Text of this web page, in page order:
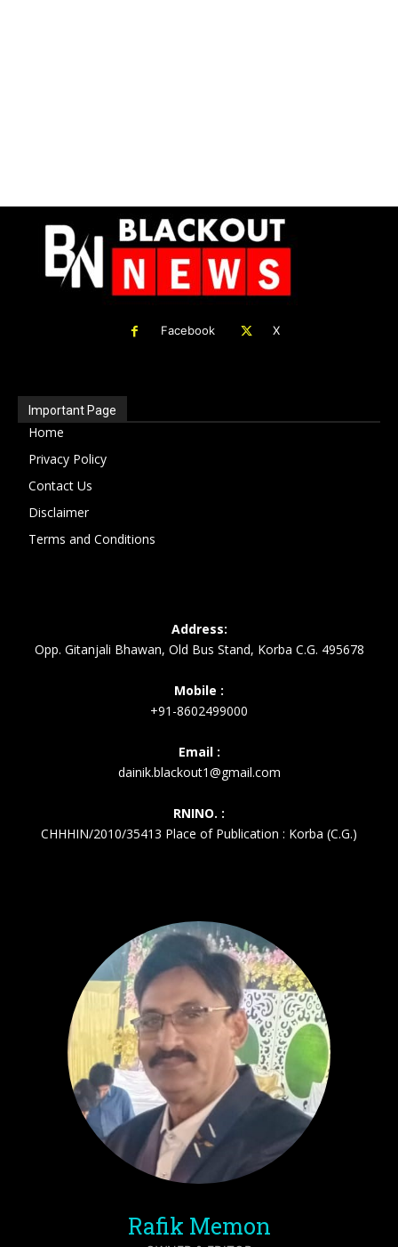
Facebook X
Important Page
Home
Privacy Policy
Contact Us
Disclaimer
Terms and Conditions
Address:
Opp. Gitanjali Bhawan, Old Bus Stand, Korba C.G. 495678
Mobile :
+91-8602499000
Email :
dainik.blackout1@gmail.com
RNINO. :
CHHHIN/2010/35413 Place of Publication : Korba (C.G.)
Rafik Memon